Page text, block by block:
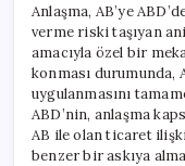
Anlaşma, AB’ye
verme riski taşıyan
amacıyla özel bir
konması durumunda,
uygulanmasını
ABD’nin, anlaşma
AB ile olan ticaret
benzer bir askıya